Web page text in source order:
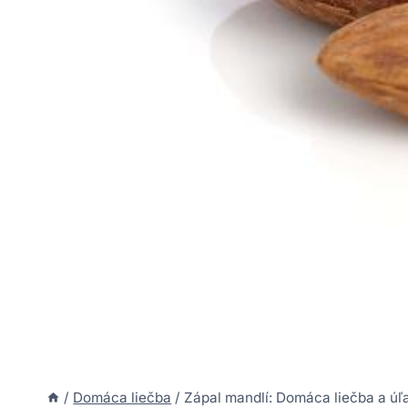
/ Domáca liečba / Zápal mandlí: Domáca liečba a